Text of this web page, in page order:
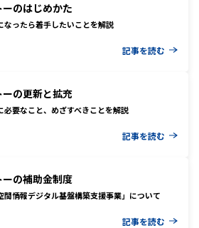
ーのはじめかた
なったら着手したいことを解説
記事を読む
ーの更新と拡充
必要なこと、めざすべきことを解説
記事を読む
ーの補助金制度
間情報デジタル基盤構築支援事業」について
記事を読む